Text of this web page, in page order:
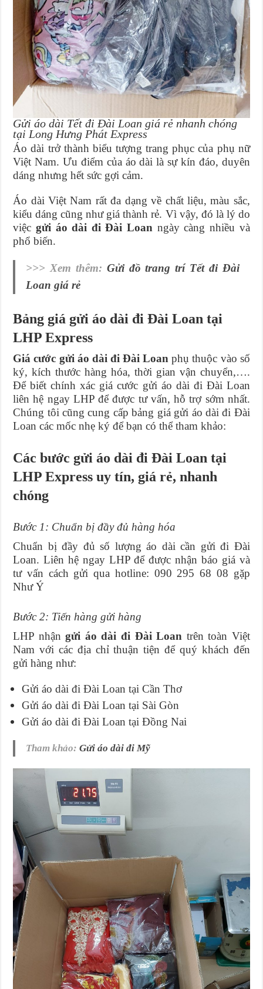
Gửi áo dài Tết đi Đài Loan giá rẻ nhanh chóng
tại Long Hưng Phát Express
Áo dài trở thành biểu tượng trang phục của phụ nữ
Việt Nam. Ưu điểm của áo dài là sự kín đáo, duyên
dáng nhưng hết sức gợi cảm.
Áo dài Việt Nam rất đa dạng về chất liệu, màu sắc,
kiểu dáng cũng như giá thành rẻ. Vì vậy, đó là lý do
việc gửi áo dài đi Đài Loan ngày càng nhiều và
phổ biến.
>>> Xem thêm: Gửi đồ trang trí Tết đi Đài
Loan giá rẻ
Bảng giá gửi áo dài đi Đài Loan tại
LHP Express
Giá cước gửi áo dài đi Đài Loan phụ thuộc vào số
ký, kích thước hàng hóa, thời gian vận chuyển,….
Để biết chính xác giá cước gửi áo dài đi Đài Loan
liên hệ ngay LHP để được tư vấn, hỗ trợ sớm nhất.
Chúng tôi cũng cung cấp bảng giá gửi áo dài đi Đài
Loan các mốc nhẹ ký để bạn có thể tham khảo:
Các bước gửi áo dài đi Đài Loan tại
LHP Express uy tín, giá rẻ, nhanh
chóng
Bước 1: Chuẩn bị đầy đủ hàng hóa
Chuẩn bị đầy đủ số lượng áo dài cần gửi đi Đài
Loan. Liên hệ ngay LHP để được nhận báo giá và
tư vấn cách gửi qua hotline: 090 295 68 08 gặp
Như Ý
Bước 2: Tiến hàng gửi hàng
LHP nhậngửi áo dài đi Đài Loan trên toàn Việt
Nam với các địa chỉ thuận tiện để quý khách đến
gửi hàng như:
Gửi áo dài đi Đài Loan tại Cần Thơ
Gửi áo dài đi Đài Loan tại Sài Gòn
Gửi áo dài đi Đài Loan tại Đồng Nai
Tham khảo:Gửi áo dài đi Mỹ